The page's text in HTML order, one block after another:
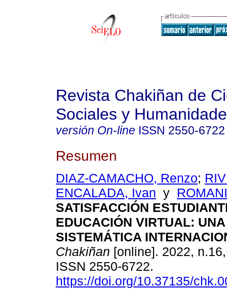
Revista Chakiñan de
Sociales y
versión On-line ISSN 2550-6722
Resumen
DIAZ-CAMACHO, Renzo;
ENCALADA, Ivan y
SATISFACCIÓN
EDUCACIÓN VIRTUAL:
SISTEMÁTICA
Chakiñan [online]. 2022,
ISSN 2550-6722.
https://doi.org/10.37135/